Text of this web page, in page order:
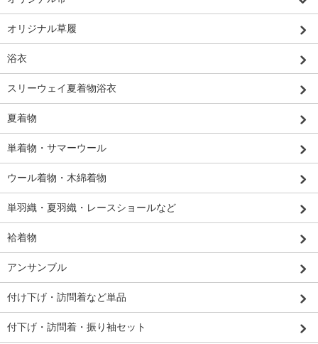
オリジナル草履
浴衣
スリーウェイ夏着物浴衣
夏着物
単着物・サマーウール
ウール着物・木綿着物
単羽織・夏羽織・レースショールなど
袷着物
アンサンブル
付け下げ・訪問着など単品
付下げ・訪問着・振り袖セット